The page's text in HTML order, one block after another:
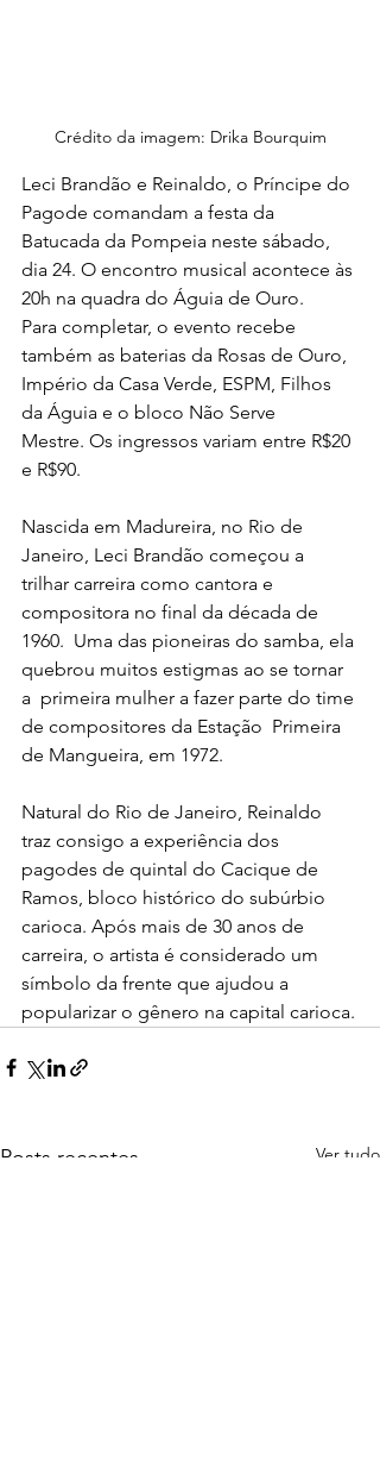
Crédito da imagem: Drika Bourquim
Leci Brandão e Reinaldo, o Príncipe do
Pagode comandam a festa da
Batucada da Pompeia neste sábado,
dia 24. O encontro musical acontece às
20h na quadra do Águia de Ouro.
Para completar, o evento recebe
também as baterias da Rosas de Ouro,
Império da Casa Verde, ESPM, Filhos
da Águia e o bloco Não Serve
Mestre. Os ingressos variam entre R$20
e R$90.
Nascida em Madureira, no Rio de
Janeiro, Leci Brandão começou a
trilhar carreira como cantora e
compositora no final da década de
1960.  Uma das pioneiras do samba, ela
quebrou muitos estigmas ao se tornar
a  primeira mulher a fazer parte do time
de compositores da Estação  Primeira
de Mangueira, em 1972.
Natural do Rio de Janeiro, Reinaldo
traz consigo a experiência dos
pagodes de quintal do Cacique de
Ramos, bloco histórico do subúrbio
carioca. Após mais de 30 anos de
carreira, o artista é considerado um
símbolo da frente que ajudou a
popularizar o gênero na capital carioca.
Posts recentes Ver tudo